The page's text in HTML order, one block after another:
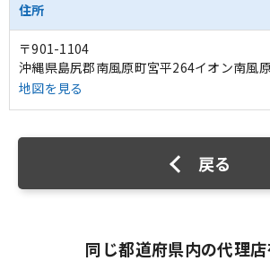
住所
〒901-1104
沖縄県島尻郡南風原町宮平264イオン南風
地図を見る
戻る
同じ都道府県内の代理